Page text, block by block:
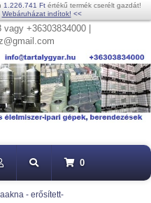
1.226.741 Ftértékű termék cserélt gazdát!
Webáruházat indítok! <<
+36303834000 |
0
- erősített-